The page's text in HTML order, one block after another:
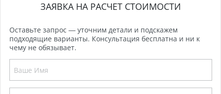
ЗАЯВКА НА РАСЧЕТ СТОИМОСТИ
Оставьте запрос — уточним детали и подскажем
подходящие варианты. Консультация бесплатна и ни к
чему не обязывает.